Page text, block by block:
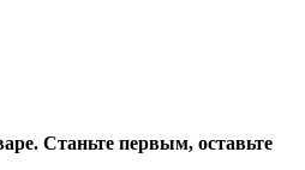
Станьте первым, оставьте